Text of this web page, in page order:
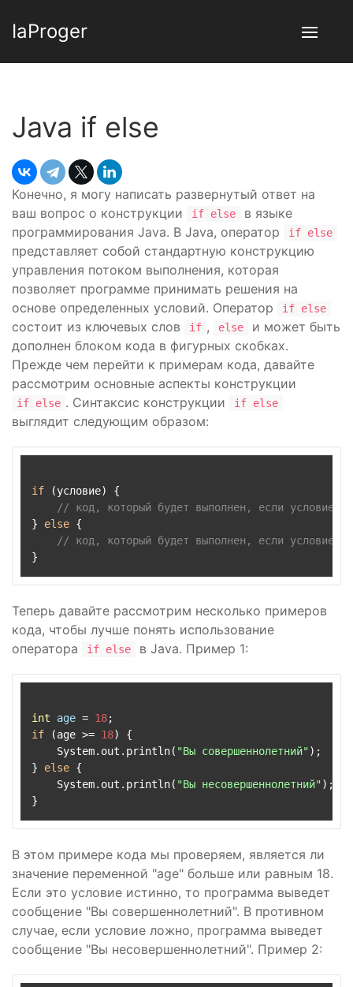
IaProger
Java if else
Конечно, я могу написать развернутый ответ на
ваш вопрос о конструкции
if else
в языке
программирования Java. В Java, оператор
if else
представляет собой стандартную конструкцию
управления потоком выполнения, которая
позволяет программе принимать решения на
основе определенных условий. Оператор
if else
состоит из ключевых слов if , else
и может быть
дополнен блоком кода в фигурных скобках.
Прежде чем перейти к примерам кода, давайте
рассмотрим основные аспекты конструкции
if else . Синтаксис конструкции if else
выглядит следующим образом:
if (условие) {
// код, который будет выполнен, если условие
} else {
// код, который будет выполнен, если условие
Теперь давайте рассмотрим несколько примеров
кода, чтобы лучше понять использование
оператора
if else в Java. Пример 1:
int age = 18
if (age >= 18) {
    System.out.println(
"Вы совершеннолетний");
} else {
    System.out.println(
"Вы несовершеннолетний");
В этом примере кода мы проверяем, является ли
значение переменной "age" больше или равным 18.
Если это условие истинно, то программа выведет
сообщение "Вы совершеннолетний". В противном
случае, если условие ложно, программа выведет
сообщение "Вы несовершеннолетний". Пример 2: